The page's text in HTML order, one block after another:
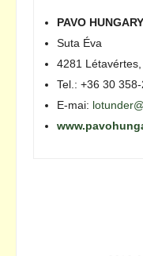
PAVO
Suta Éva
4281 Létavértes,
Tel.: +36 30 358-
E-mai: